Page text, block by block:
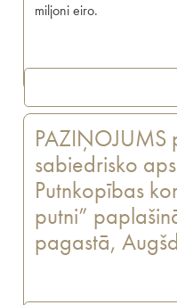
miljoni eiro.
PAZIŅOJUMS
sabiedrisko
Putnkopības
putni”
pagastā,